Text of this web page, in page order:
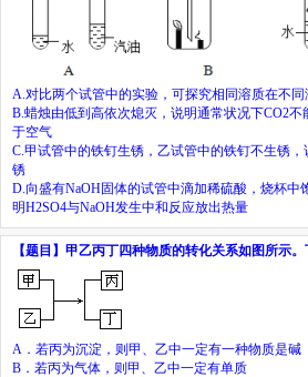
A. 对比两个试管中的实验，可探究相同溶质在不
B. 蜡烛由低到高依次熄灭，说明通常状况下CO2不
于空气
C. 甲试管中的铁钉生锈，乙试管中的铁钉不生锈
锈
D. 向盛有NaOH固体的试管中滴加稀硫酸，烧杯中
明H2SO4与NaOH发生中和反应放出热量
【题目】 甲乙丙丁四种物质的转化关系如图所示
A ． 若丙为沉淀，则甲、乙中一定有一种物质是碱
B ． 若丙为气体，则甲、乙中一定有单质